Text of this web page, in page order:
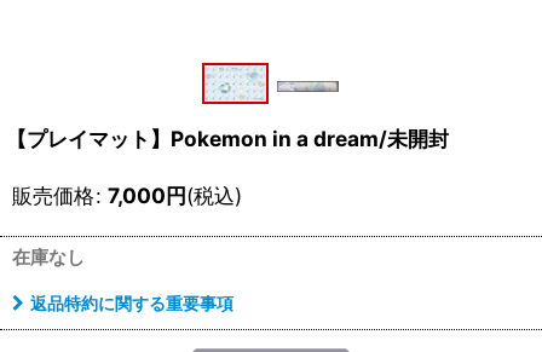
【プレイマット】Pokemon in a dream/未開封
販売価格: 7,000円(税込)
在庫なし
返品特約に関する重要事項